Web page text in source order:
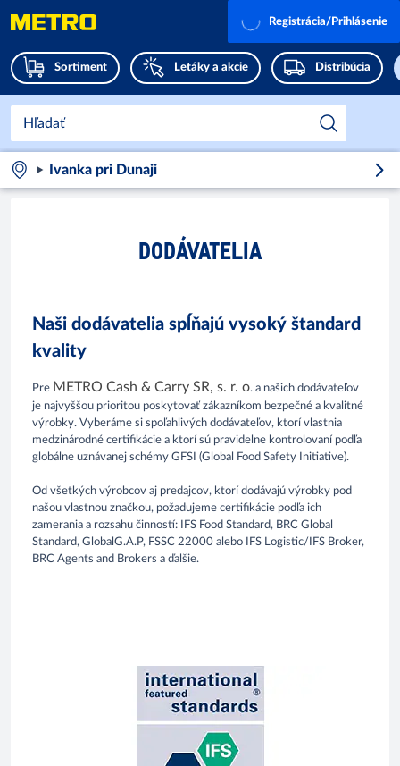
Sortiment Letáky a akcie Distribúcia
Registrácia/Prihlásenie
Ivanka pri Dunaji
DODÁVATELIA
Naši dodávatelia spĺňajú vysoký štandard
kvality
Pre METRO Cash & Carry SR, s. r. o. a našich dodávateľov
je najvyššou prioritou poskytovať zákazníkom bezpečné a kvalitné
výrobky. Vyberáme si spoľahlivých dodávateľov, ktorí vlastnia
medzinárodné certifikácie a ktorí sú pravidelne kontrolovaní podľa
globálne uznávanej schémy GFSI (Global Food Safety Initiative).
Od všetkých výrobcov aj predajcov, ktorí dodávajú výrobky pod
našou vlastnou značkou, požadujeme certifikácie podľa ich
zamerania a rozsahu činností: IFS Food Standard, BRC Global
Standard, GlobalG.A.P, FSSC 22000 alebo IFS Logistic/IFS Broker,
BRC Agents and Brokers a ďalšie.